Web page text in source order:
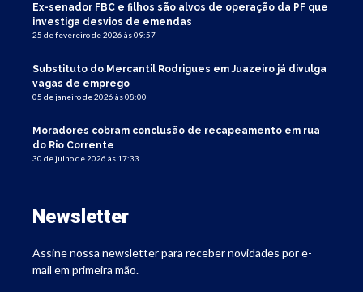
Ex-senador FBC e filhos são alvos de operação da PF que
investiga desvios de emendas
25 de fevereiro de 2026 às 09:57
Substituto do Mercantil Rodrigues em Juazeiro já divulga
vagas de emprego
05 de janeiro de 2026 às 08:00
Moradores cobram conclusão de recapeamento em rua
do Rio Corrente
30 de julho de 2026 às 17:33
Newsletter
Assine nossa newsletter para receber novidades por e-
mail em primeira mão.